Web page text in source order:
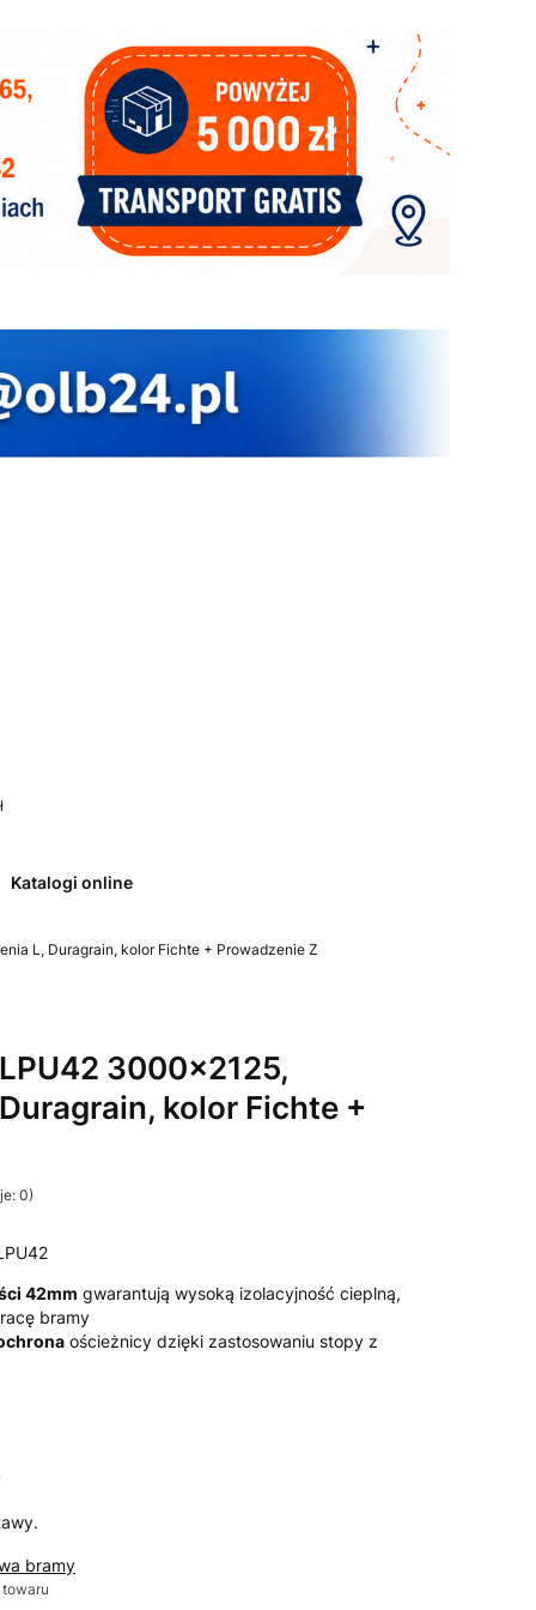
Zobacz szczegóły
Katalogi online
L, Duragrain, kolor Fichte + Prowadzenie Z
3000x2125,
kolor Fichte +
0)
42mm gwarantują wysoką izolacyjność cieplną,
bramy
ościeżnicy dzięki zastosowaniu stopy z
bramy